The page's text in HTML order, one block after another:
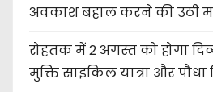
अवकाश बहाल करने की उठी
रोहतक में 2 अगस्त को होगा
मुक्ति साइकिल यात्रा और